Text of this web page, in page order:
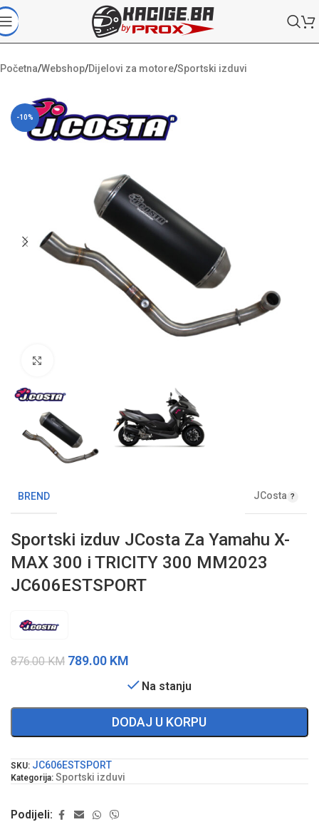
Početna/Webshop/Dijelovi za motore/Sportski izduvi
-10%
BREND JCosta
Sportski izduv JCosta Za Yamahu X-
MAX 300 i TRICITY 300 MM2023
JC606ESTSPORT
876.00KM 789.00 KM
Na stanju
DODAJ U KORPU
SKU: JC606ESTSPORT
Kategorija: Sportski izduvi
Podijeli: